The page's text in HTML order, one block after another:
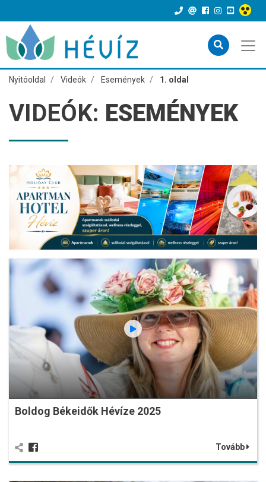
Nyitóoldal Videók Események 1. oldal
VIDEÓK: ESEMÉNYEK
Boldog Békeidők Hévíze 2025
Tovább